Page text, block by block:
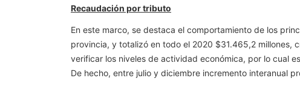
Recaudación por tributo
En este marco, se destaca el comportamiento de los
provincia, y totalizó en todo el 2020 $31.465,2 millones,
verificar los niveles de actividad económica, por lo cual
De hecho, entre julio y diciembre incremento interanual